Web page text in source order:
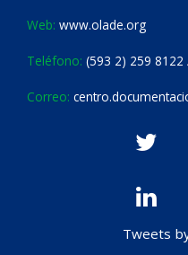
Web: www.olade.org
Teléfono: (593 2) 259 8122
Correo:
Tweets